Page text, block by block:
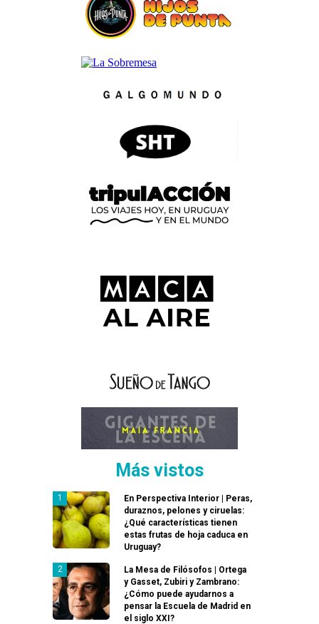
Más vistos
En Perspectiva Interior | Peras,
duraznos, pelones y ciruelas:
¿Qué características tienen
estas frutas de hoja caduca en
Uruguay?
La Mesa de Filósofos | Ortega
y Gasset, Zubiri y Zambrano:
¿Cómo puede ayudarnos a
pensar la Escuela de Madrid en
el siglo XXI?